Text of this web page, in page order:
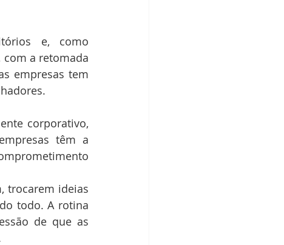
com a retomada
empresas tem
têm a
trocarem ideias
todo. A rotina
de que as